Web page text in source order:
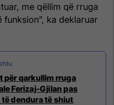
me qëllim që rruga
ka deklaruar
për qarkullim rruga
Ferizaj-Gjilan pas
dendura të shiut